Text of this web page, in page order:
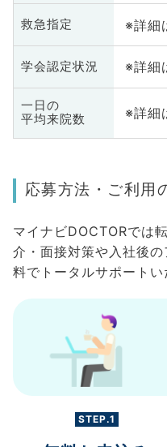
救急指定 ※詳細
学会認定状況 ※詳細
一日の
平均来院数
※詳細
応募方法・ご利用
マイナビDOCTORでは
介・面接対策や入社後
料でトータルサポートい
STEP.1